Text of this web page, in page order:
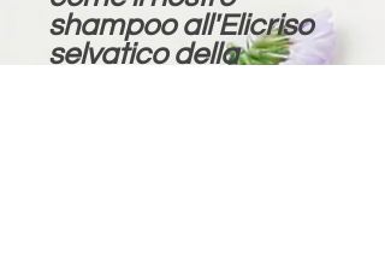
shampoo all'Elicriso
selvatico della